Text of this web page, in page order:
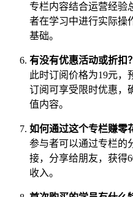
专栏内容结合运营经验
者在学习中进行实际操
基础。
有没有优惠活动或折扣？
此时订阅价格为19元，
订阅可享受限时优惠，
值内容。
如何通过这个专栏赚零
参与者可以通过专栏的
接，分享给朋友，获得
收入。